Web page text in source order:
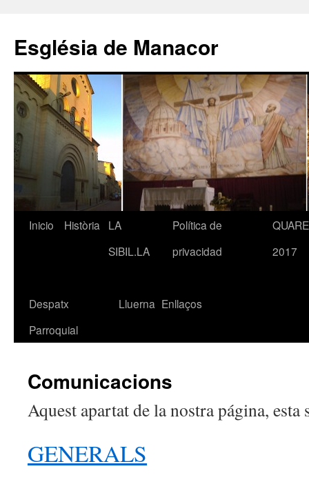
contenido
Església de Manacor
Inicio Història
LA
SIBIL.LA
Política de
privacidad
2017
Despatx
Parroquial
Lluerna Enllaços
Comunicacions
Aquest apartat de la nostra página, esta
GENERALS